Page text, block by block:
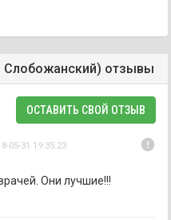
Слобожанский) отзывы
ОСТАВИТЬ СВОЙ ОТЗЫВ
05-31 19:35:23 error
Они лучшие!!!